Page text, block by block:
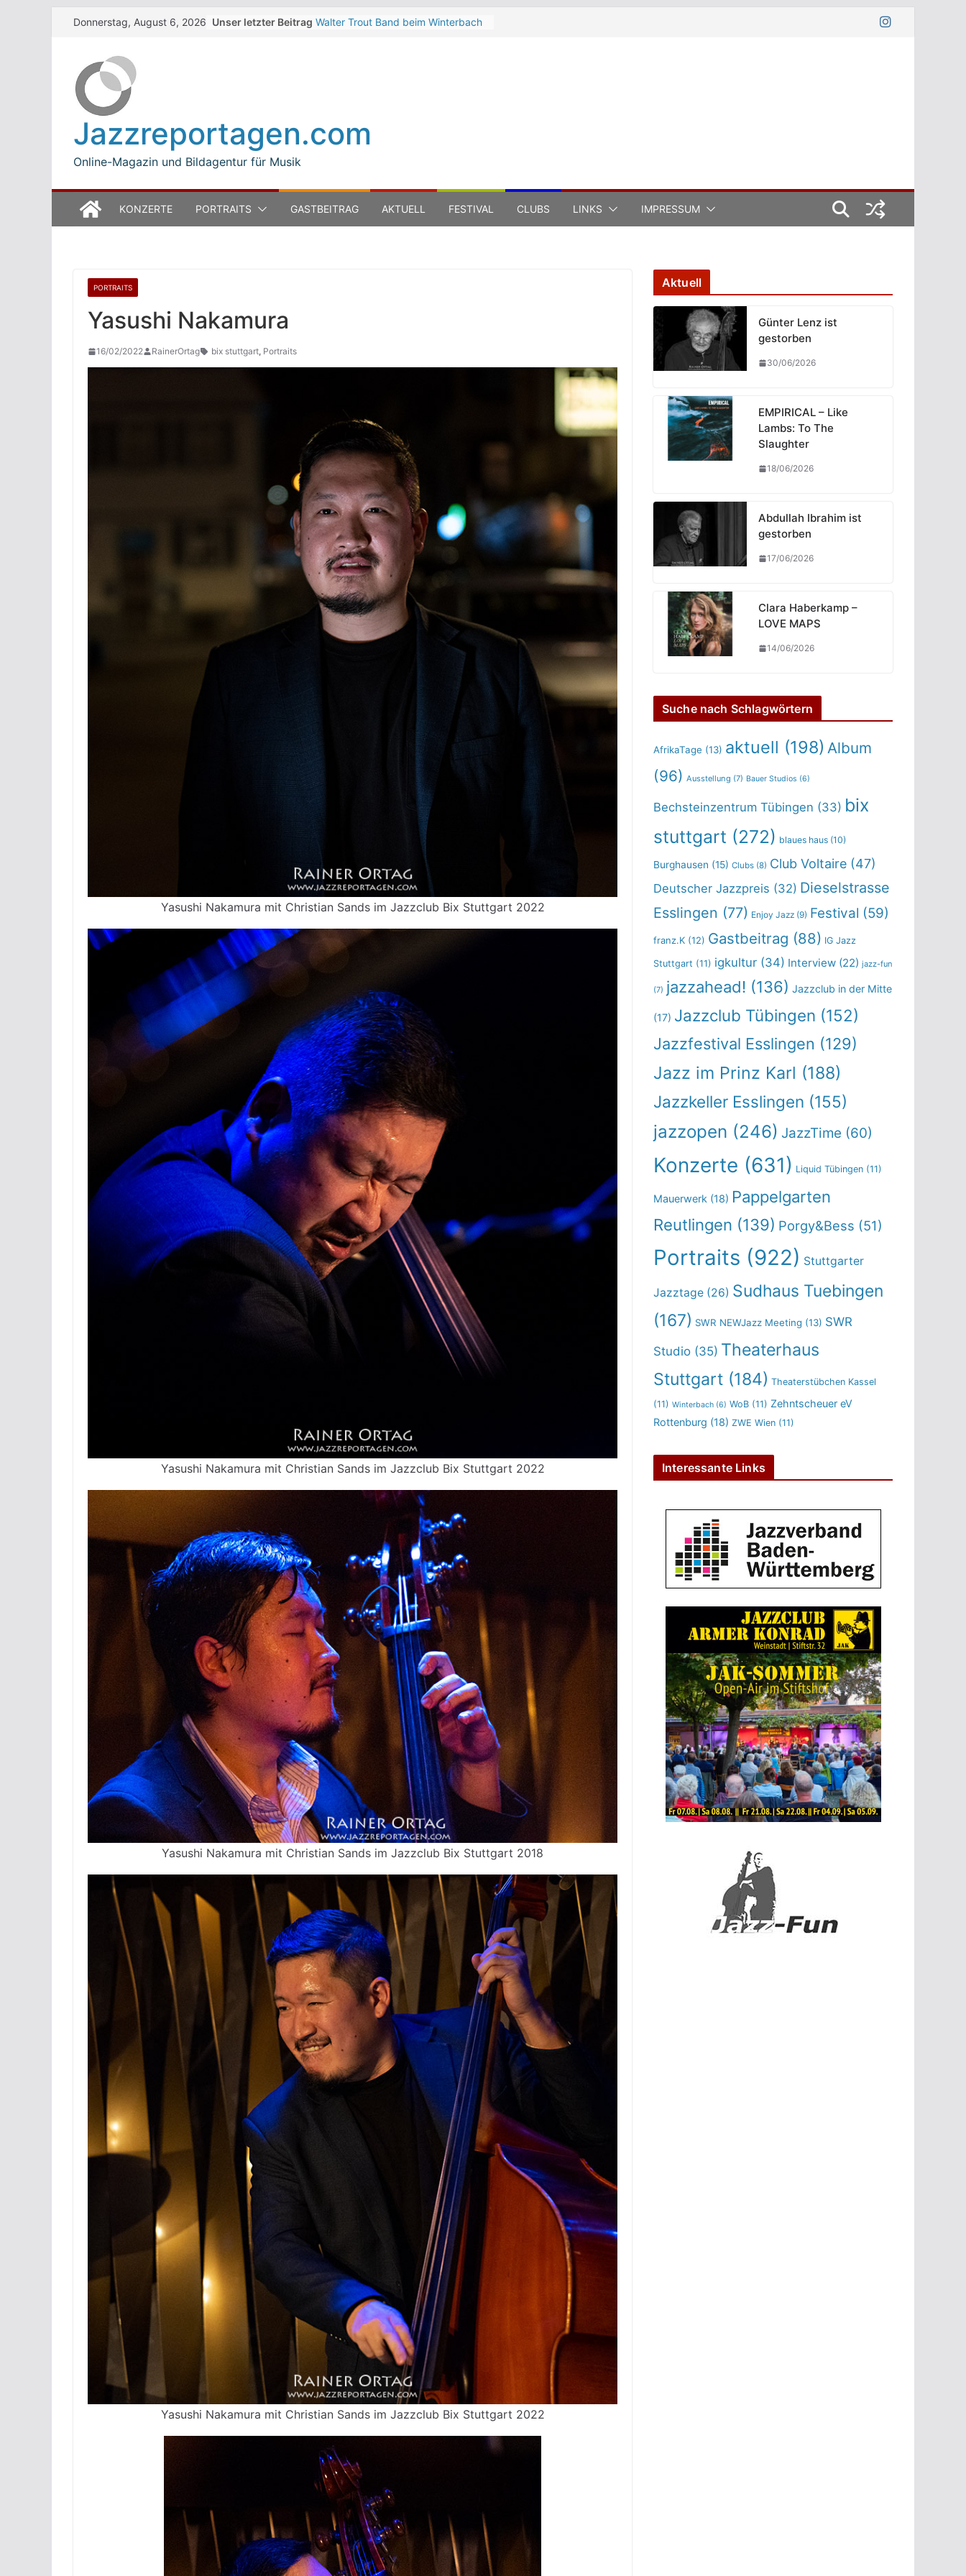
SkipDonnerstag, August 6, 2026 Unser letzter Beitrag Walter Trout Band beim Winterbach
Modena auf der Piazza Roma 2026
Jazzreportagen.com
Online-Magazin und Bildagentur für Musik
KONZERTE PORTRAITS GASTBEITRAG AKTUELL FESTIVAL CLUBS LINKS IMPRESSUM
PORTRAITS
Yasushi Nakamura
16/02/2022 RainerOrtag bix stuttgart, Portraits
Yasushi Nakamura mit Christian Sands im Jazzclub Bix Stuttgart 2022
Yasushi Nakamura mit Christian Sands im Jazzclub Bix Stuttgart 2022
Yasushi Nakamura mit Christian Sands im Jazzclub Bix Stuttgart 2018
Yasushi Nakamura mit Christian Sands im Jazzclub Bix Stuttgart 2022
Aktuell
Günter Lenz ist
gestorben
30/06/2026
EMPIRICAL – Like
Lambs: To The
Slaughter
18/06/2026
Abdullah Ibrahim ist
gestorben
17/06/2026
Clara Haberkamp –
LOVE MAPS
14/06/2026
Suche nach Schlagwörtern
AfrikaTage (13) aktuell (198) Album
(96) Ausstellung (7) Bauer Studios (6)
Bechsteinzentrum Tübingen (33) bix
stuttgart (272) blaues haus (10)
Burghausen (15) Clubs (8) Club Voltaire (47)
Deutscher Jazzpreis (32) Dieselstrasse
Esslingen (77) Enjoy Jazz (9) Festival (59)
franz.K (12) Gastbeitrag (88) IG Jazz
Stuttgart (11) igkultur (34) Interview (22) jazz-fun
(7) jazzahead! (136) Jazzclub in der Mitte
(17) Jazzclub Tübingen (152)
Jazzfestival Esslingen (129)
Jazz im Prinz Karl (188)
Jazzkeller Esslingen (155)
jazzopen (246) JazzTime (60)
Konzerte (631) Liquid Tübingen (11)
Mauerwerk (18) Pappelgarten
Reutlingen (139) Porgy&Bess (51)
Portraits (922) Stuttgarter
Jazztage (26) Sudhaus Tuebingen
(167) SWR NEWJazz Meeting (13) SWR
Studio (35) Theaterhaus
Stuttgart (184) Theaterstübchen Kassel
(11) Winterbach (6) WoB (11) Zehntscheuer eV
Rottenburg (18) ZWE Wien (11)
Interessante Links